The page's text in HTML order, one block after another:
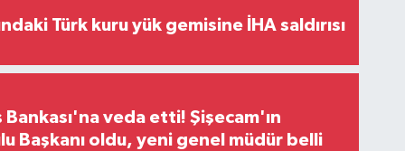
Türk kuru yük gemisine İHA saldırısı
Bankası'na veda etti! Şişecam'ın
Başkanı oldu, yeni genel müdür belli